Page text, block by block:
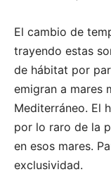
El cambio de
trayendo estas
de hábitat por
emigran a mares
Mediterráneo. El
por lo raro de la
en esos mares.
exclusividad.